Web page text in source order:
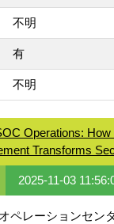
不明
有
不明
Operations: How
Transforms
2025-11-03
ペレーションセン